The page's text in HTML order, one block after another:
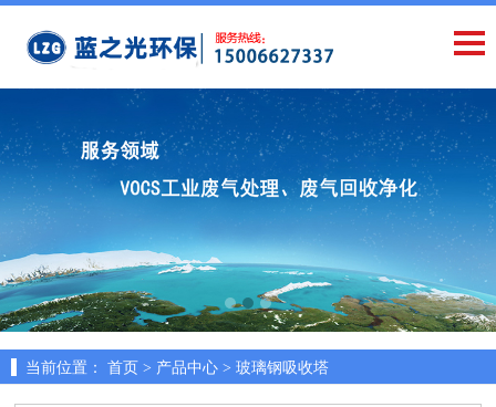
当前位置： 首页 > 产品中心 > 玻璃钢吸收塔